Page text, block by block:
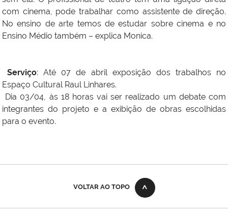
com cinema, pode trabalhar como assistente de direção.
No ensino de arte temos de estudar sobre cinema e no
Ensino Médio também – explica Monica.
Serviço: Até 07 de abril exposição dos trabalhos no
Espaço Cultural Raul Linhares.
Dia 03/04, às 18 horas vai ser realizado um debate com
integrantes do projeto e a exibição de obras escolhidas
para o evento.
VOLTAR AO TOPO